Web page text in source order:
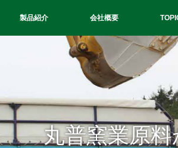
製品紹介 会社概要
丸普窯業原